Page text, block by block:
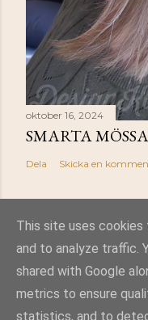
oktober 16, 2024
SMARTA
Dela Skicka en
This site uses
and to analyze traffic.
shared with Google
metrics to ensure
statistics, and to